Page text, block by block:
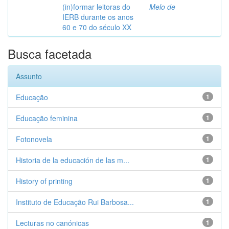
(in)formar leitoras do
IERB durante os anos
60 e 70 do século XX
Melo de
Busca facetada
Assunto
1
Educação
1
Educação feminina
1
Fotonovela
1
Historia de la educación de las m...
1
History of printing
1
Instituto de Educação Rui Barbosa...
1
Lecturas no canónicas